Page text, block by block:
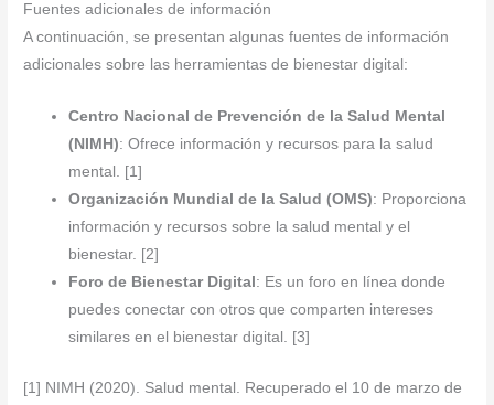
Fuentes adicionales de información
A continuación, se presentan algunas fuentes de información
adicionales sobre las herramientas de bienestar digital:
Centro Nacional de Prevención de la Salud Mental
(NIMH): Ofrece información y recursos para la salud
mental. [1]
Organización Mundial de la Salud (OMS): Proporciona
información y recursos sobre la salud mental y el
bienestar. [2]
Foro de Bienestar Digital : Es un foro en línea donde
puedes conectar con otros que comparten intereses
similares en el bienestar digital. [3]
[1] NIMH (2020). Salud mental. Recuperado el 10 de marzo de